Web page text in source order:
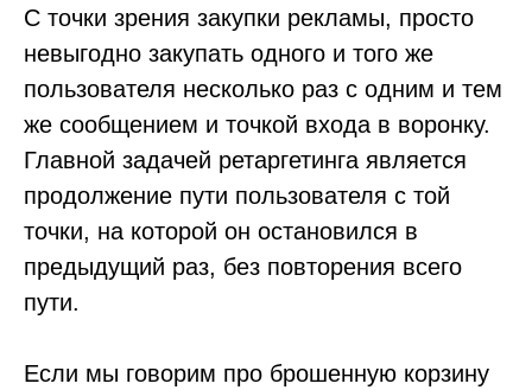
С точки зрения закупки рекламы, просто
невыгодно закупать одного и того же
пользователя несколько раз с одним и тем
же сообщением и точкой входа в воронку.
Главной задачей ретаргетинга является
продолжение пути пользователя с той
точки, на которой он остановился в
предыдущий раз, без повторения всего
пути.
Если мы говорим про брошенную корзину